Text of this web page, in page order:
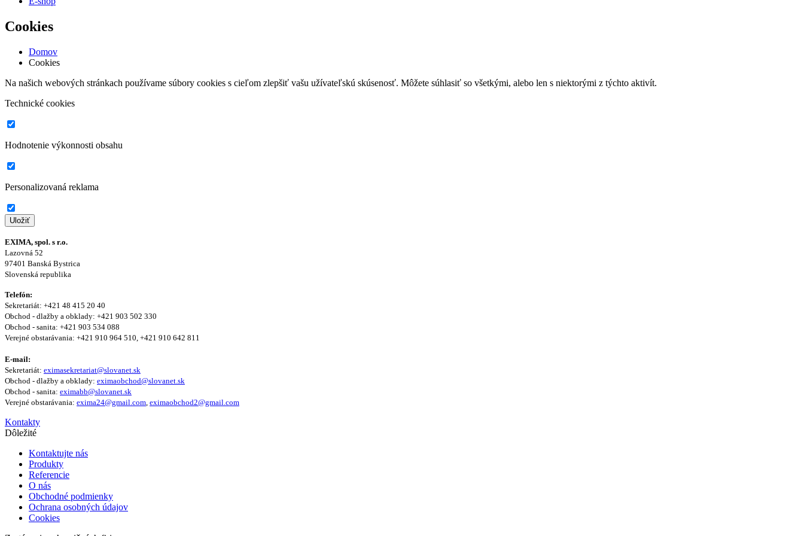
Cookies
Domov
Cookies
Na našich webových stránkach používame súbory cookies s cieľom zlepšiť vašu užívateľskú skúsenosť. Môžete súhlasiť so všetkými, alebo len s niektorými z týchto aktivít.
Technické cookies
Hodnotenie výkonnosti obsahu
Personalizovaná reklama
EXIMA, spol. s r.o.
Lazovná 52
97401 Banská Bystrica
Slovenská republika
Telefón:
Sekretariát: +421 48 415 20 40
Obchod - dlažby a obklady: +421 903 502 330
Obchod - sanita: +421 903 534 088
Verejné obstarávania: +421 910 964 510, +421 910 642 811
E-mail:
Sekretariát: eximasekretariat@slovanet.sk
Obchod - dlažby a obklady: eximaobchod@slovanet.sk
Obchod - sanita: eximabb@slovanet.sk
Verejné obstarávania: exima24@gmail.com eximaobchod2@gmail.com
Kontakty
Dôležité
Kontaktujte nás
Produkty
Referencie
O nás
Obchodné podmienky
Ochrana osobných údajov
Cookies